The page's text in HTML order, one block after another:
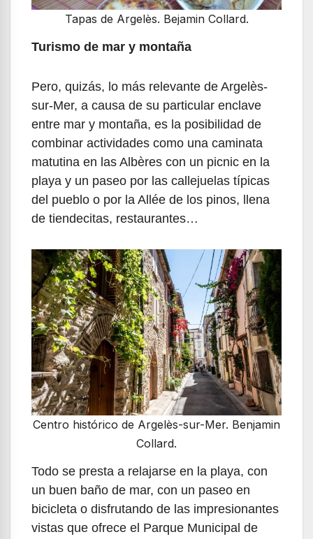
Tapas de Argelès. Bejamin Collard.
Turismo de mar y montaña
Pero, quizás, lo más relevante de Argelès-
sur-Mer, a causa de su particular enclave
entre mar y montaña, es la posibilidad de
combinar actividades como una caminata
matutina en las Albères con un picnic en la
playa y un paseo por las callejuelas típicas
del pueblo o por la Allée de los pinos, llena
de tiendecitas, restaurantes…
Centro histórico de Argelès-sur-Mer. Benjamin
Collard.
Todo se presta a relajarse en la playa, con
un buen baño de mar, con un paseo en
bicicleta o disfrutando de las impresionantes
vistas que ofrece el Parque Municipal de